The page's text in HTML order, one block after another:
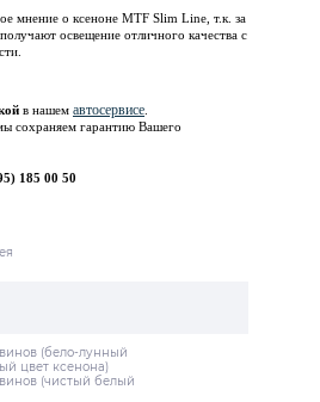
мнение о ксеноне MTF Slim Line, т.к. за
освещение отличного качества с
в нашем автосервисе
сохраняем гарантию Вашего
185 00 50
(бело-лунный
цвет ксенона)
(чистый белый